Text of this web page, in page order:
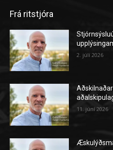
Frá ritstjóra
2. júlí 2026
11. júní 2026